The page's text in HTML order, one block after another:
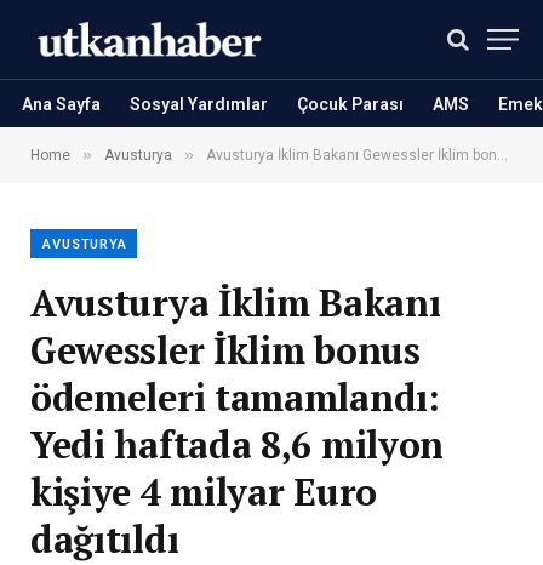
Ana Sayfa Sosyal Yardımlar Çocuk Parası AMS
Home » Avusturya » Avusturya İklim Bakanı Gewessler İklim bonus ödemeleri tamamlandı: Yedi haftada 8,6 milyon kişiye 4 milyar Euro dağıtıldı
AVUSTURYA
Avusturya İklim Bakanı
Gewessler İklim bonus
ödemeleri tamamlandı:
Yedi haftada 8,6 milyon
kişiye 4 milyar Euro
dağıtıldı